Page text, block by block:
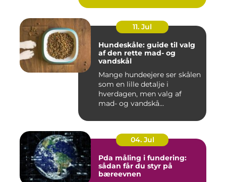
11. Jul
Hundeskåle: guide til valg
af den rette mad- og
vandskål
Mange hundeejere ser skålen
som en lille detalje i
hverdagen, men valg af
mad- og vandskå...
04. Jul
Pda måling i fundering:
sådan får du styr på
bæreevnen